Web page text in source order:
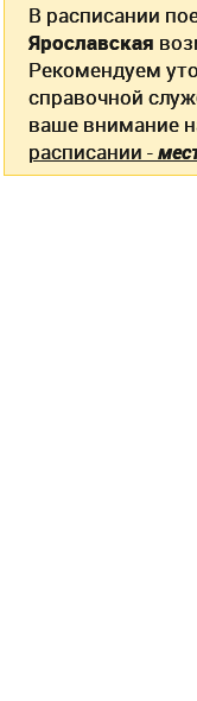
В расписании
Ярославская
Рекомендуем
справочной
ваше внимание
расписании -